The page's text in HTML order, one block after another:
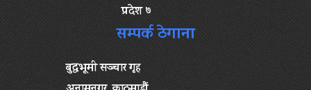
प्रदेश ७
सम्पर्क ठेगाना
बुद्धभूमी सञ्चार गृह